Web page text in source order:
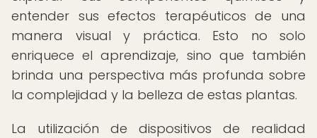
entender sus efectos terapéuticos de una
manera visual y práctica. Esto no solo
enriquece el aprendizaje, sino que también
brinda una perspectiva más profunda sobre
la complejidad y la belleza de estas plantas.
La utilización de dispositivos de realidad